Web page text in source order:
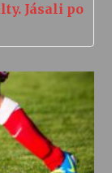
Jásali po